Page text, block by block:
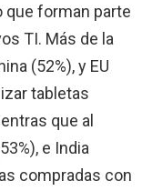
que forman parte
TI. Más de la
(52%), y EU
tabletas
que al
e India
compradas con